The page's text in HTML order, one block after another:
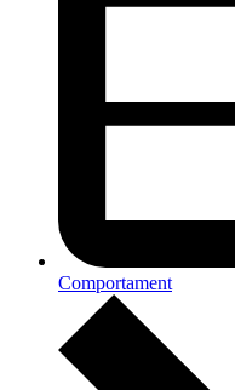
Comportament